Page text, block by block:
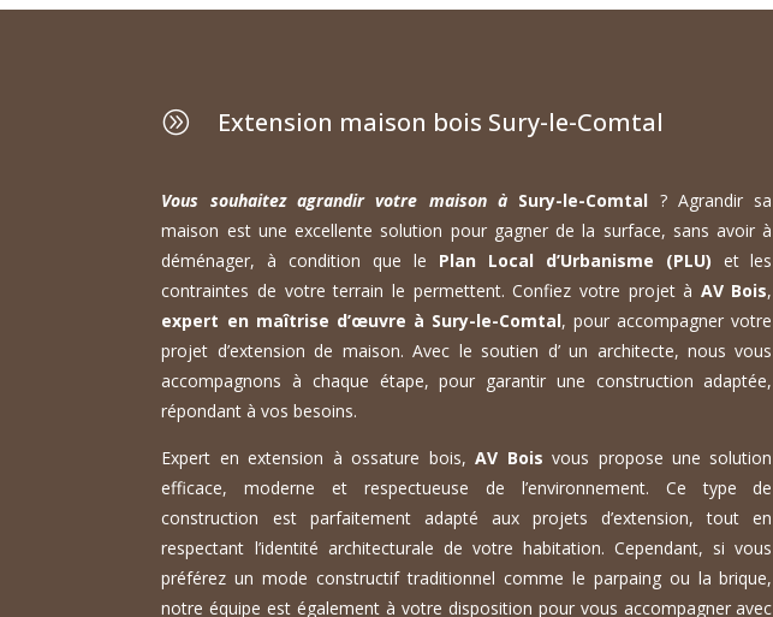
A Extension maison bois Sury-le-Comtal
Vous souhaitez agrandir votre maison à Sury-le-Comtal ? Agrandir sa
maison est une excellente solution pour gagner de la surface, sans avoir à
déménager, à condition que le Plan Local d’Urbanisme (PLU) et les
contraintes de votre terrain le permettent. Confiez votre projet à AV Bois,
expert en maîtrise d’œuvre à Sury-le-Comtal, pour accompagner votre
projet d’extension de maison. Avec le soutien d’ un architecte, nous vous
accompagnons à chaque étape, pour garantir une construction adaptée,
répondant à vos besoins.
Expert en extension à ossature bois,AV Bois vous propose une solution
efficace, moderne et respectueuse de l’environnement. Ce type de
construction est parfaitement adapté aux projets d’extension, tout en
respectant l’identité architecturale de votre habitation. Cependant, si vous
préférez un mode constructif traditionnel comme le parpaing ou la brique,
notre équipe est également à votre disposition pour vous accompagner avec